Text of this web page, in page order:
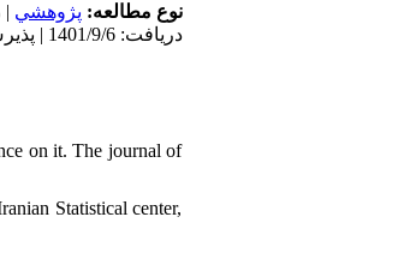
نوع مطالعه: پژوهشي |
دریافت: 1401/9/6 | پذیرش: 1402/4/27 | انتشار: 1402/4/31
on it. The journal of
Statistical center,